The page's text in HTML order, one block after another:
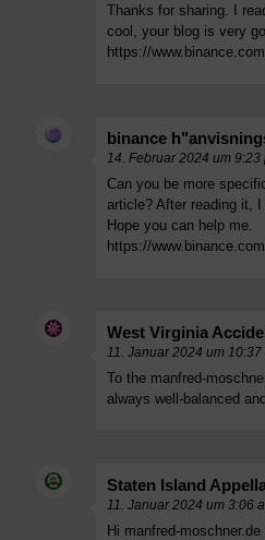
Thanks for sharing. I
cool, your blog is very
https://
binance
14. Februar 2024 um 9:23
Can you be more
article? After reading it,
Hope you can help me.
https://
West Virginia
11. Januar 2024 um 10:37
To the manfred-
always well-balanced
Staten Island
11. Januar 2024 um 3:06
Hi manfred-